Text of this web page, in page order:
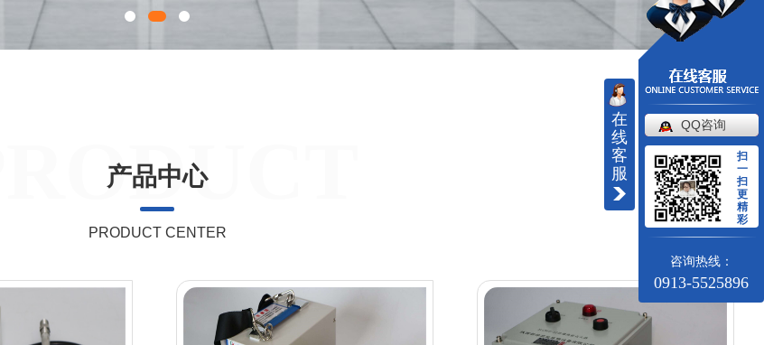
PRODUCT
产品中心
PRODUCT CENTER
在
线
客
服
QQ咨询
扫
一
扫
更
精
彩
咨询热线：
0913-5525896